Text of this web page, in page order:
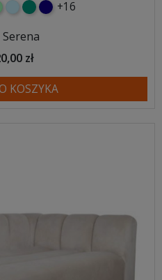
błękitnyturkusowy
granatowy
+16
zł
KOSZYKA